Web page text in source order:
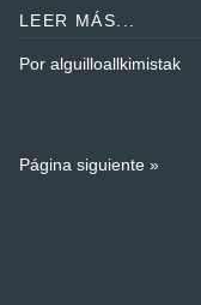
LEER MÁS...
Por alguilloallkimistak
Página siguiente »